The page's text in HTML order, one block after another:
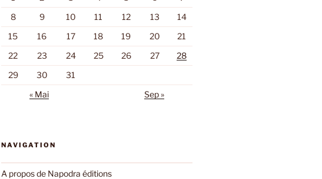
8
9 10 11 12 13
14
15
16 17 18 19 20
21
22
23 24 25 26 27
28
29
30
31
« Mai
Sep »
NAVIGATION
A propos de Napodra éditions